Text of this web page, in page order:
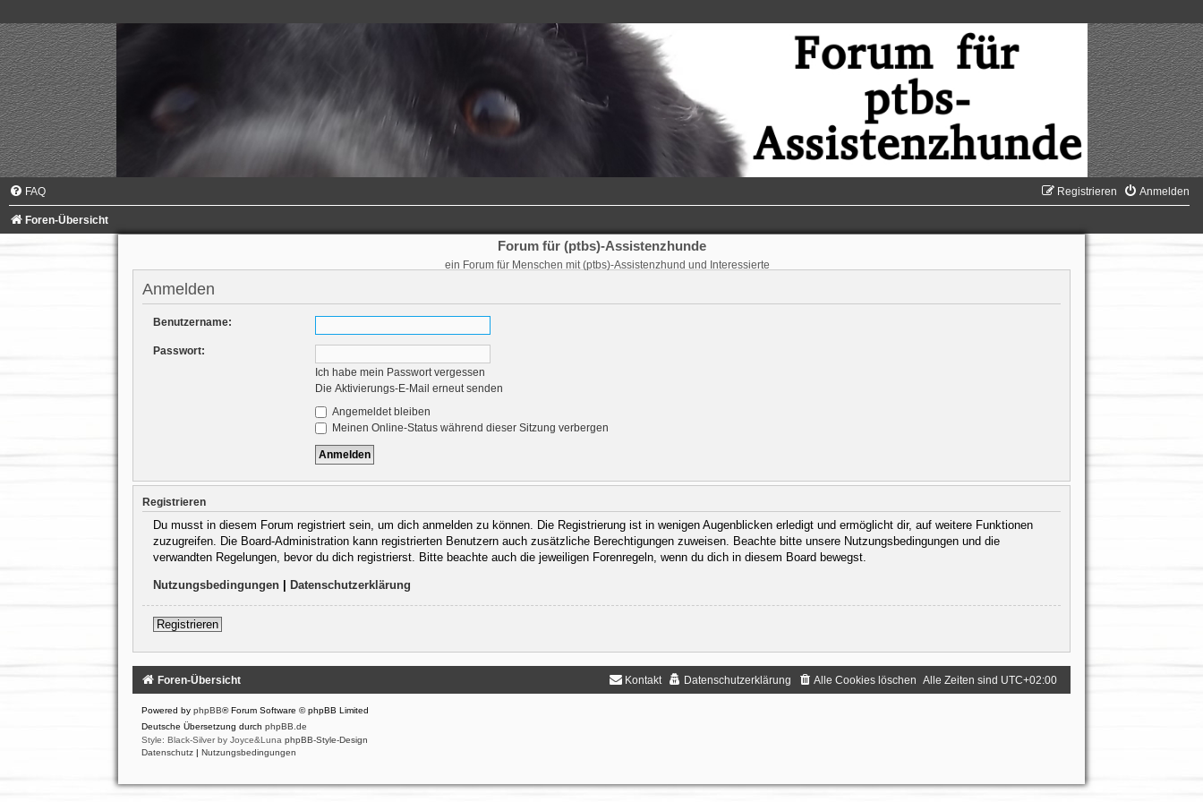
FAQ Anmelden
Registrieren
Foren-Übersicht
Forum für (ptbs)-Assistenzhunde
ein Forum für Menschen mit (ptbs)-Assistenzhund und Interessierte
Anmelden
Benutzername:
Passwort:
Ich habe mein Passwort vergessen
Die Aktivierungs-E-Mail erneut senden
Angemeldet bleiben
Meinen Online-Status während dieser Sitzung verbergen
Registrieren
Du musst in diesem Forum registriert sein, um dich anmelden zu können. Die Registrierung ist in wenigen Augenblicken erledigt und ermöglicht dir, auf weitere Funktionen
zuzugreifen. Die Board-Administration kann registrierten Benutzern auch zusätzliche Berechtigungen zuweisen. Beachte bitte unsere Nutzungsbedingungen und die
verwandten Regelungen, bevor du dich registrierst. Bitte beachte auch die jeweiligen Forenregeln, wenn du dich in diesem Board bewegst.
Nutzungsbedingungen| Datenschutzerklärung
Registrieren
Foren-Übersicht Alle Zeiten sind UTC+02:00
Alle Cookies löschen
Datenschutzerklärung
Kontakt
Powered by phpBB® Forum Software © phpBB Limited
Deutsche Übersetzung durch phpBB.de
Style: Black-Silver by Joyce&Luna phpBB-Style-Design
Datenschutz | Nutzungsbedingungen